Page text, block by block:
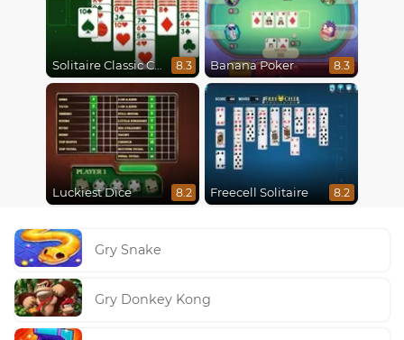
Solitaire Classic Christmas 8.3 Banana Poker 8.3
Luckiest Dice 8.2 Freecell Solitaire 8.2
Gry Snake
Gry Donkey Kong